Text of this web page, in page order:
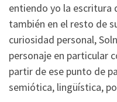
entiendo yo la escritura
también en el resto de
curiosidad personal,
personaje en particular
partir de ese punto de
semiótica, lingüística,